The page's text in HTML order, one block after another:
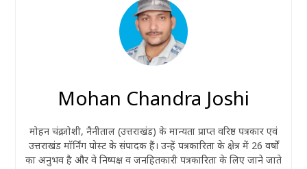
Mohan Chandra Joshi
मोहन चंद्र जोशी, नैनीताल (उत्तराखंड) के मान्यता प्राप्त वरिष्ठ पत्रकार एवं
उत्तराखंड मॉर्निंग पोस्ट के संपादक हैं। उन्हें पत्रकारिता के क्षेत्र में 26 वर्षों
का अनुभव है और वे निष्पक्ष व जनहितकारी पत्रकारिता के लिए जाने जाते